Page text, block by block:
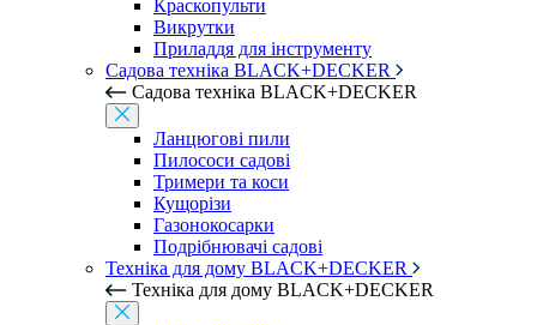
Краскопульти
Викрутки
Приладдя для інструменту
Садова техніка BLACK+DECKER
Садова техніка BLACK+DECKER
Ланцюгові пили
Пилососи садові
Тримери та коси
Кущорізи
Газонокосарки
Подрібнювачі садові
Техніка для дому BLACK+DECKER
Техніка для дому BLACK+DECKER